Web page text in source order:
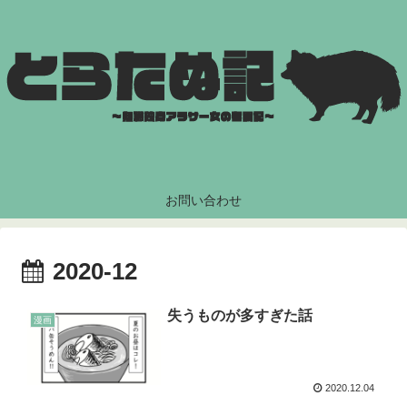
お問い合わせ
2020-12
漫画 失うものが多すぎた話
2020.12.04